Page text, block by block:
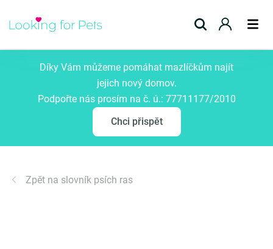
Díky Vám můžeme pomáhat mazlíčkům najít
jejich nový domov.
Podpořte nás prosím na č. ú.: 77711177/2010
Chci přispět
Zpět na slovník psích ras